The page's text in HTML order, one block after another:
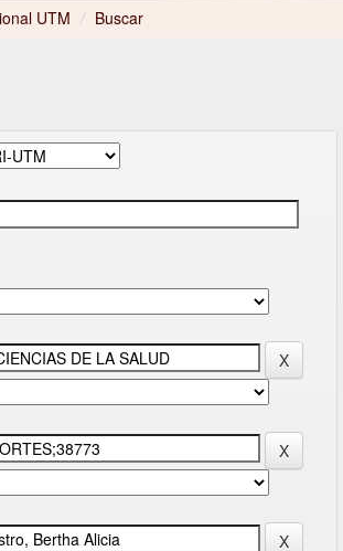
UTM / Buscar